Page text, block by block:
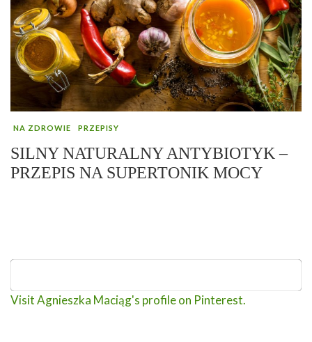
NA ZDROWIE PRZEPISY
SILNY NATURALNY ANTYBIOTYK –
PRZEPIS NA SUPERTONIK MOCY
Visit Agnieszka Maciąg's profile on Pinterest.